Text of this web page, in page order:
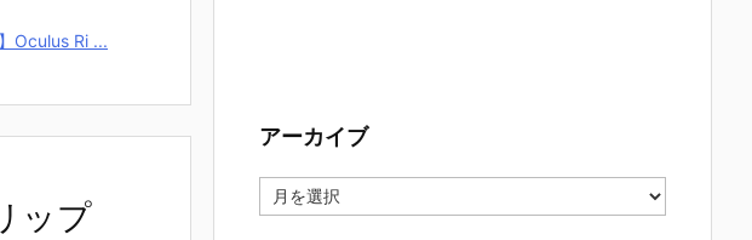
Oculus Ri ...
ップ
アーカイブ
ー